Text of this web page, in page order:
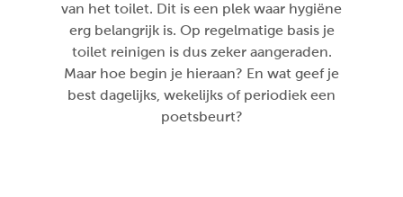
van het toilet. Dit is een plek waar hygiëne
erg belangrijk is. Op regelmatige basis je
toilet reinigen is dus zeker aangeraden.
Maar hoe begin je hieraan? En wat geef je
best dagelijks, wekelijks of periodiek een
poetsbeurt?